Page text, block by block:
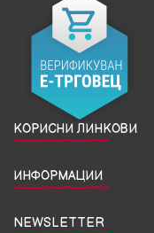
КОРИСНИ ЛИНКОВИ
ИНФОРМАЦИИ
NEWSLETTER